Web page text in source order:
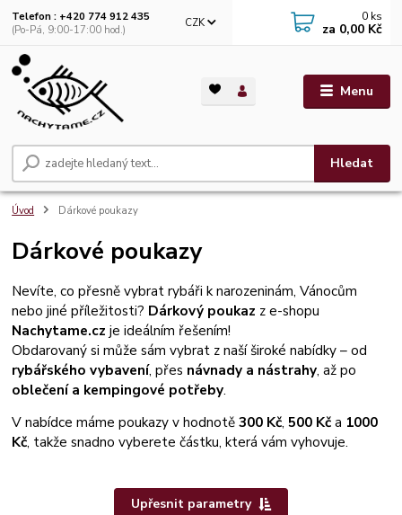
Menu
CZK
Hledat
Telefon : +420 774 912 435
(Po-Pá, 9:00-17:00 hod.)
0 ks
za 0,00 Kč
Úvod Dárkové poukazy
Dárkové poukazy
Nevíte, co přesně vybrat rybáři k narozeninám, Vánocům
nebo jiné příležitosti? Dárkový poukaz z e-shopu
Nachytame.cz je ideálním řešením!
Obdarovaný si může sám vybrat z naší široké nabídky – od
rybářského vybavení, přes návnady a nástrahy, až po
oblečení a kempingové potřeby.
V nabídce máme poukazy v hodnotě300 Kč,500 Kča 1000
Kč, takže snadno vyberete částku, která vám vyhovuje.
Upřesnit parametry